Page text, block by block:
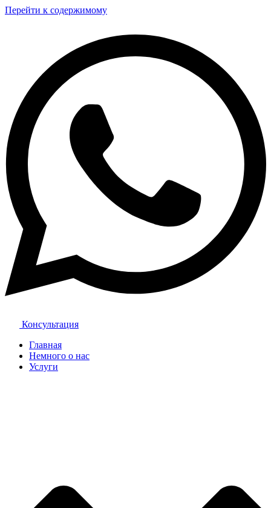
Перейти к содержимому
Консультация
Главная
Немного о нас
Услуги